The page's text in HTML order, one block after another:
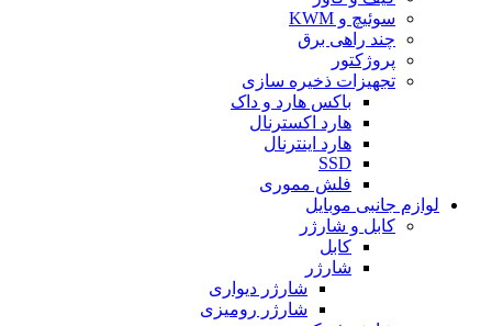
سوئیچ و KWM
چند راهی برق
پروژکتور
تجهیزات ذخیره سازی
باکس هارد و داک
هارد اکسترنال
هارد اینترنال
SSD
فلش مموری
لوازم جانبی موبایل
کابل و شارژر
کابل
شارژر
شارژر دیواری
شارژر رومیزی